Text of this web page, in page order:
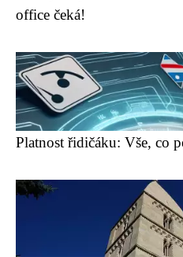
office čeká!
Platnost řidičáku: Vše, co